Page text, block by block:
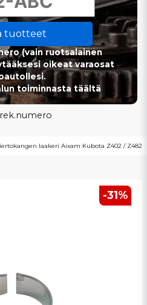
tuotteet
(vain ruotsalainen
oikeat varaosat
toiminnasta täältä
laakeri Aixam Kubota Z402 / Z482
-31%